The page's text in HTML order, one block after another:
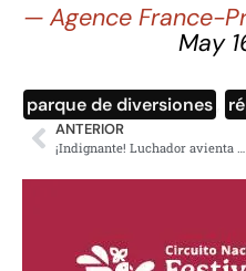
— Agence France-
May
parque de diversiones
ANTERIOR
¡Indignante! Luchador avienta a un niño durante función en CDMX